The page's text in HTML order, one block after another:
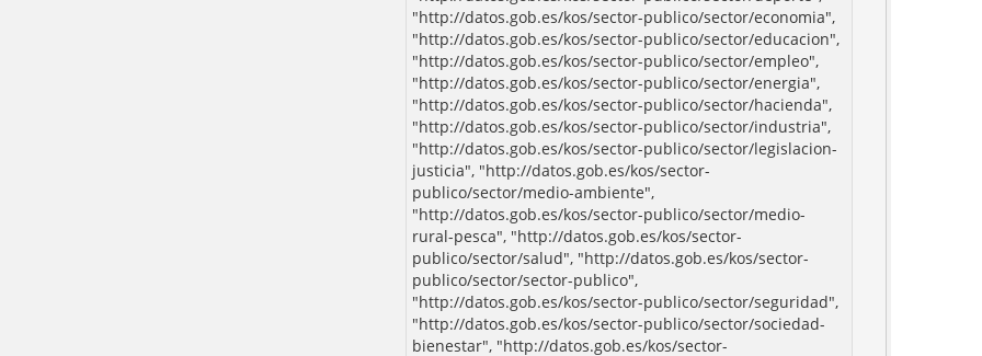
"http://datos.gob.es/kos/sector-publico/sector/economia",
"http://datos.gob.es/kos/sector-publico/sector/educacion",
"http://datos.gob.es/kos/sector-publico/sector/empleo",
"http://datos.gob.es/kos/sector-publico/sector/energia",
"http://datos.gob.es/kos/sector-publico/sector/hacienda",
"http://datos.gob.es/kos/sector-publico/sector/industria",
"http://datos.gob.es/kos/sector-publico/sector/legislacion-
justicia", "http://datos.gob.es/kos/sector-
publico/sector/medio-ambiente",
"http://datos.gob.es/kos/sector-publico/sector/medio-
rural-pesca", "http://datos.gob.es/kos/sector-
publico/sector/salud", "http://datos.gob.es/kos/sector-
publico/sector/sector-publico",
"http://datos.gob.es/kos/sector-publico/sector/seguridad",
"http://datos.gob.es/kos/sector-publico/sector/sociedad-
bienestar", "http://datos.gob.es/kos/sector-